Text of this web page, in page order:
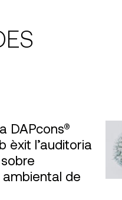
DAPcons®
èxit l’auditoria
de